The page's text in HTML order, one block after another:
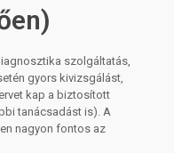
szolgáltatás,
gyors kivizsgálást,
kap a biztosított
tanácsadást is). A
nagyon fontos az